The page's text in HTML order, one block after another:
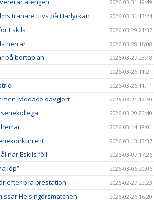
2026-03-31 19:49
tränare trivs på Harlyckan 2026-03-31 13:24
Eskils 2026-03-29 21:37
herrar 2026-03-28 16:08
på bortaplan 2026-03-27 23:18
2026-03-26 11:21
2026-03-26 11:11
men räddade oavgjort 2026-03-21 19:59
2026-03-20 20:40
herrar 2026-03-14 18:01
2026-03-13 13:37
när Eskils föll 2026-03-07 17:26
löp” 2026-03-06 20:06
efter bra prestation 2026-02-27 22:23
Helsingörsmatchen 2026-02-26 16:20